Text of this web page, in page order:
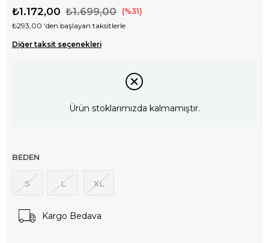
₺1.699,00
₺1.172,00 31
₺293,00 'den başlayan taksitlerle
Diğer taksit seçenekleri
Ürün stoklarımızda kalmamıştır.
BEDEN
S L XL
Kargo Bedava